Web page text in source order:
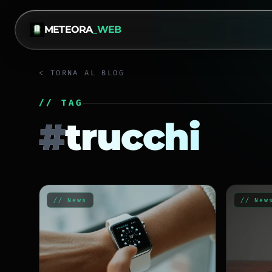
METEORA_WEB
< TORNA AL BLOG
// TAG
#trucchi
// News //